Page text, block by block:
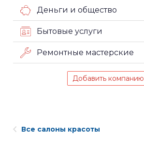
Деньги и общество
Бытовые услуги
Ремонтные мастерские
Добавить компанию
Все салоны красоты